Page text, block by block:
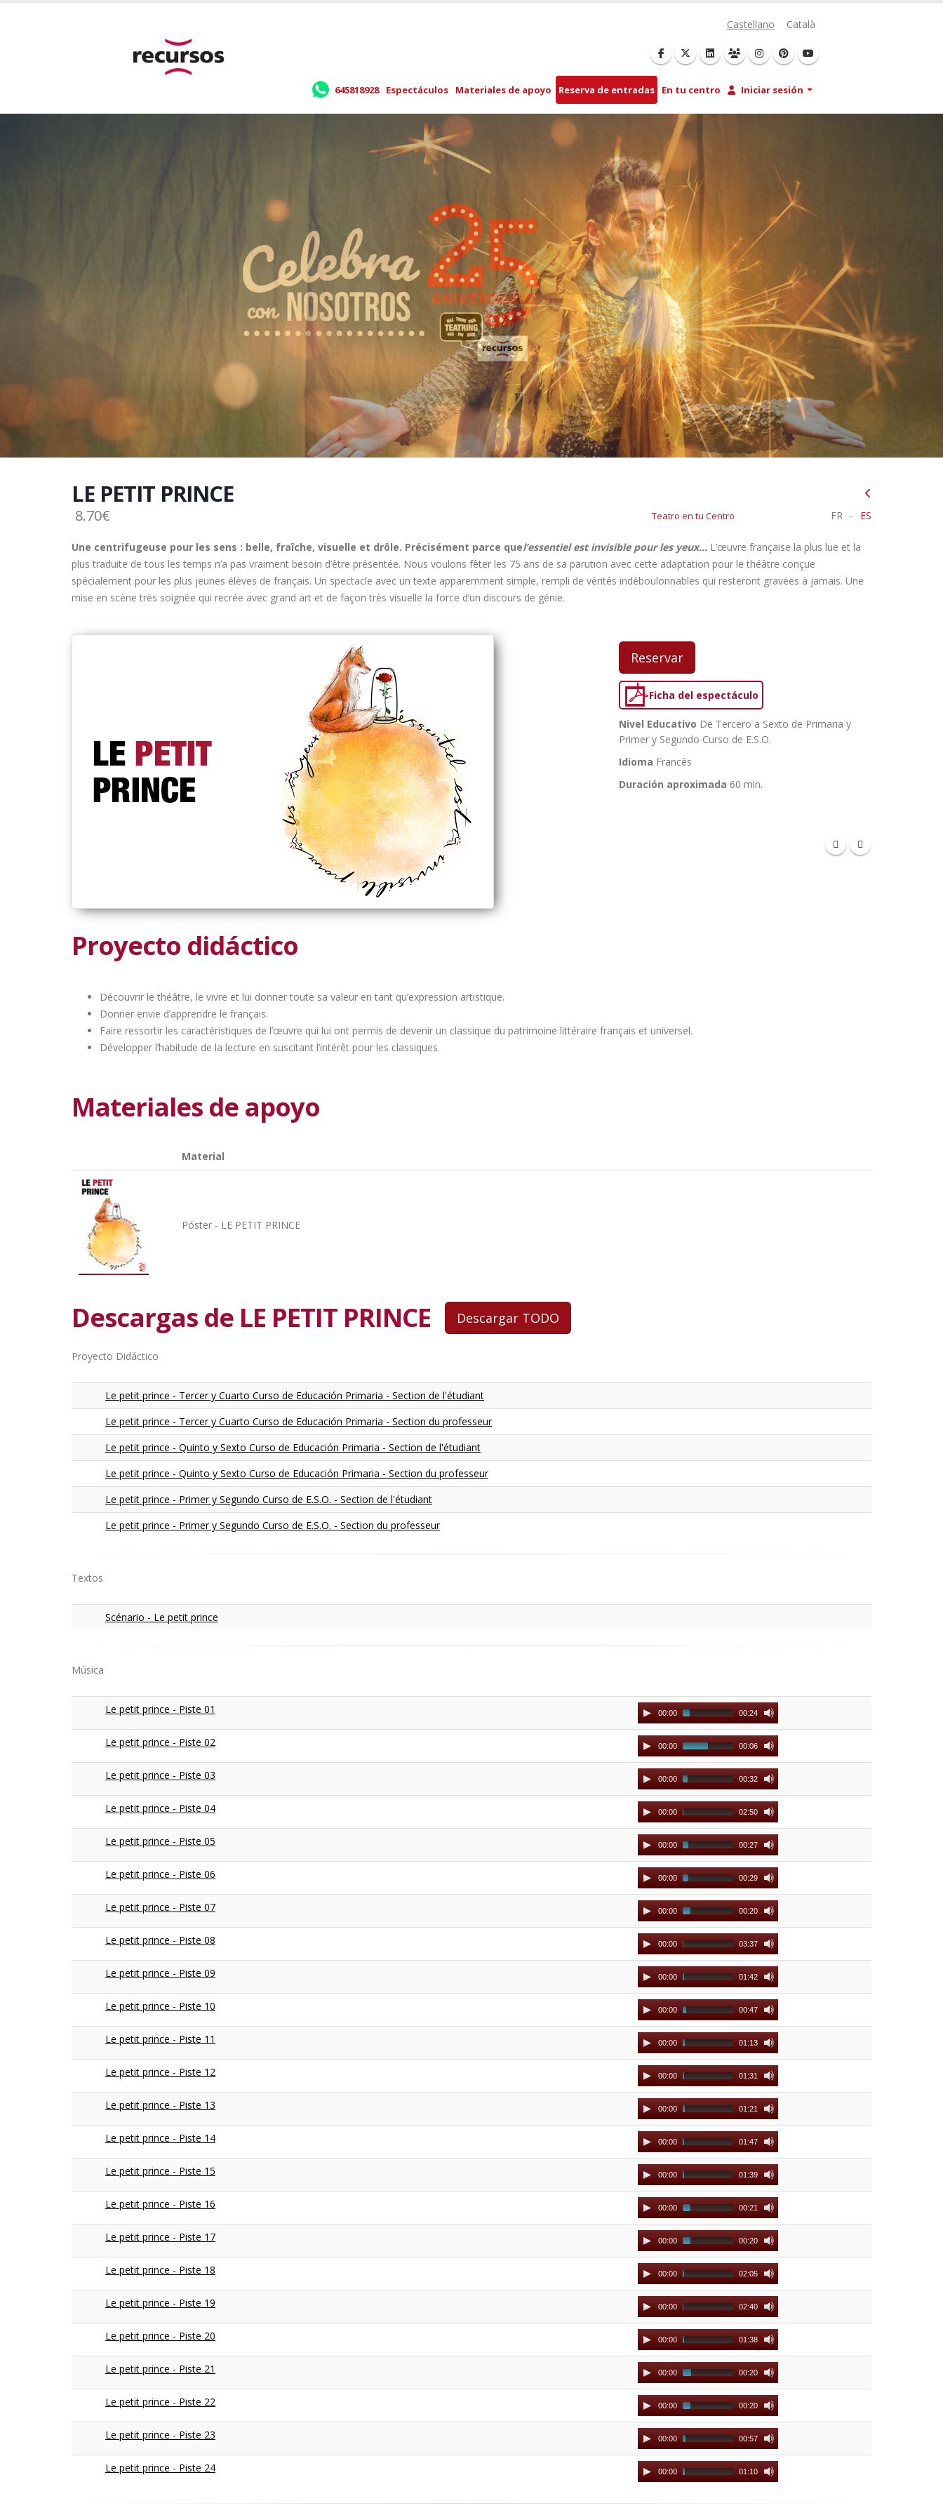
Castellano Català
645818928 Espectáculos Materiales de apoyo Reserva de entradas En tu centro Iniciar sesión
LE PETIT PRINCE
8.70€ Teatro en tu Centro ES
-
FR
Une centrifugeuse pour les sens : belle, fraîche, visuelle et drôle. Précisément parce quel’essentiel est invisible pour les yeux... L’œuvre française la plus lue et la
plus traduite de tous les temps n’a pas vraiment besoin d’être présentée. Nous voulons fêter les 75 ans de sa parution avec cette adaptation pour le théâtre conçue
spécialement pour les plus jeunes élèves de français. Un spectacle avec un texte apparemment simple, rempli de vérités indéboulonnables qui resteront gravées à jamais. Une
mise en scène très soignée qui recrée avec grand art et de façon très visuelle la force d’un discours de génie.
Reservar
Ficha del espectáculo
Nivel Educativo De Tercero a Sexto de Primaria y
Primer y Segundo Curso de E.S.O.
Idioma Francés
Duración aproximada 60 min.
Proyecto didáctico
Découvrir le théâtre, le vivre et lui donner toute sa valeur en tant qu’expression artistique.
Donner envie d’apprendre le français.
Faire ressortir les caractéristiques de l’œuvre qui lui ont permis de devenir un classique du patrimoine littéraire français et universel.
Développer l’habitude de la lecture en suscitant l’intérêt pour les classiques.
Materiales de apoyo
Material
Póster - LE PETIT PRINCE
Descargas de LE PETIT PRINCE
Proyecto Didáctico
Le petit prince - Tercer y Cuarto Curso de Educación Primaria - Section de l'étudiant
Le petit prince - Tercer y Cuarto Curso de Educación Primaria - Section du professeur
Le petit prince - Quinto y Sexto Curso de Educación Primaria - Section de l'étudiant
Le petit prince - Quinto y Sexto Curso de Educación Primaria - Section du professeur
Le petit prince - Primer y Segundo Curso de E.S.O. - Section de l'étudiant
Le petit prince - Primer y Segundo Curso de E.S.O. - Section du professeur
Textos
Scénario - Le petit prince
Música
Le petit prince - Piste 01
Audio
Player
00:00 00:24
Le petit prince - Piste 02
Audio
Player
00:00 00:06
Le petit prince - Piste 03
Audio
Player
00:00 00:32
Le petit prince - Piste 04
Audio
Player
00:00 02:50
Le petit prince - Piste 05
Audio
Player
00:00 00:27
Le petit prince - Piste 06
Audio
Player
00:00 00:29
Le petit prince - Piste 07
Audio
Player
00:00 00:20
Le petit prince - Piste 08
Audio
Player
00:00 03:37
Le petit prince - Piste 09
Audio
Player
00:00 01:42
Le petit prince - Piste 10
Audio
Player
00:00 00:47
Le petit prince - Piste 11
Audio
Player
00:00 01:13
Le petit prince - Piste 12
Audio
Player
00:00 01:31
Le petit prince - Piste 13
Audio
Player
00:00 01:21
Le petit prince - Piste 14
Audio
Player
00:00 01:47
Le petit prince - Piste 15
Audio
Player
00:00 01:39
Le petit prince - Piste 16
Audio
Player
00:00 00:21
Le petit prince - Piste 17
Audio
Player
00:00 00:20
Le petit prince - Piste 18
Audio
Player
00:00 02:05
Le petit prince - Piste 19
Audio
Player
00:00 02:40
Le petit prince - Piste 20
Audio
Player
00:00 01:38
Le petit prince - Piste 21
Audio
Player
00:00 00:20
Le petit prince - Piste 22
Audio
Player
00:00 00:20
Le petit prince - Piste 23
Audio
Player
00:00 00:57
Le petit prince - Piste 24
Audio
Player
00:00 01:10